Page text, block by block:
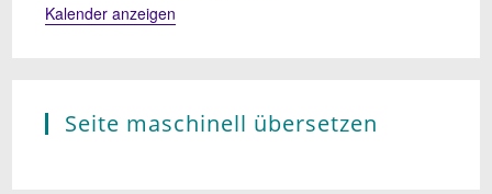
Kalender anzeigen
Seite maschinell übersetzen